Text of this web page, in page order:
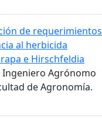
de requerimientos
al herbicida
e Hirschfeldia
Ingeniero Agrónomo
de Agronomía.